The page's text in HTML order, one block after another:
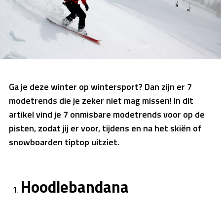
Ga je deze winter op wintersport? Dan zijn er 7
modetrends die je zeker niet mag missen! In dit
artikel vind je 7 onmisbare modetrends voor op de
pisten, zodat jij er voor, tijdens en na het skiën of
snowboarden tiptop uitziet.
Hoodiebandana